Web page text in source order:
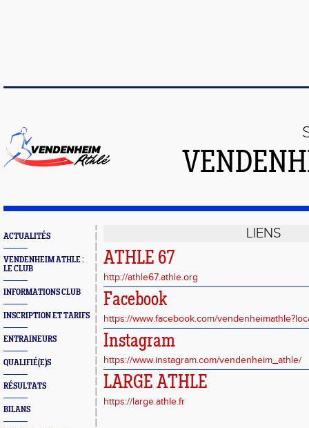
ACTUALITÉS
VENDENHEIM ATHLE :
LE CLUB
INFORMATIONS CLUB
INSCRIPTION ET TARIFS
ENTRAINEURS
QUALIFIÉ(E)S
RÉSULTATS
BILANS
LIENS
ATHLE 67
http://athle67.athle.org
Facebook
https://www.facebook.com/
Instagram
https://www.instagram.com/vendenheim_athle/
LARGE ATHLE
https://large.athle.fr